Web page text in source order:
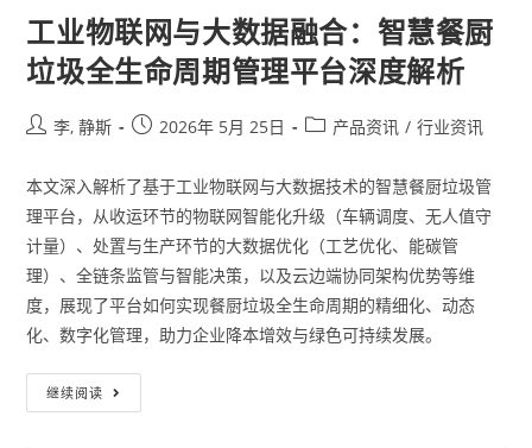
工业物联网与大数据融合：智慧餐厨
垃圾全生命周期管理平台深度解析
李, 静斯 2026年 5月 25日 产品资讯 / 行业资讯
本文深入解析了基于工业物联网与大数据技术的智慧餐厨垃圾管
理平台，从收运环节的物联网智能化升级（车辆调度、无人值守
计量）、处置与生产环节的大数据优化（工艺优化、能碳管
理）、全链条监管与智能决策，以及云边端协同架构优势等维
度，展现了平台如何实现餐厨垃圾全生命周期的精细化、动态
化、数字化管理，助力企业降本增效与绿色可持续发展。
继续阅读